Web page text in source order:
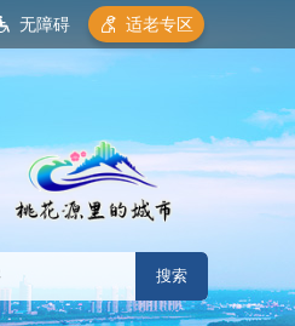
无障碍 适老专区